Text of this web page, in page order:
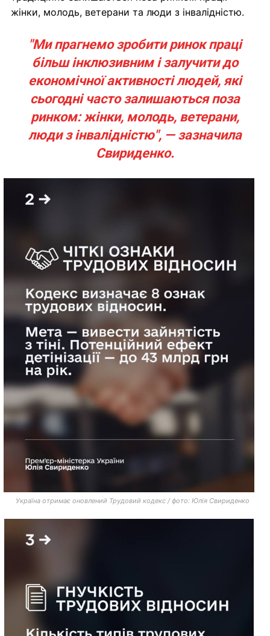
жінки, молодь, ветерани та люди з інвалідністю.
"Ми прагнемо зробити ринок праці
більш інклюзивним і залучити до
економічної активності людей, які
сьогодні часто залишаються поза
ринком: жінки, молодь, ветерани,
люди з інвалідністю", — зазначила
Свириденко.
Україна отримає оновлений Трудовий кодекс / фото: Юлія Свириденко